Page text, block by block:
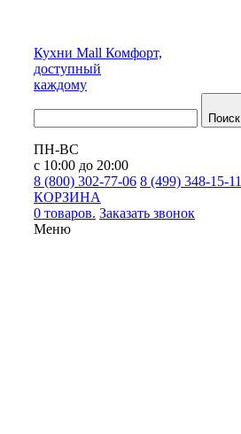
Кухни Mall Комфорт,
доступный
каждому
Поиск
ПН-ВС
с 10:00 до 20:00
8 (800) 302-77-06 8 (499) 348-15-11
КОРЗИНА
0 товаров. Заказать звонок
Меню